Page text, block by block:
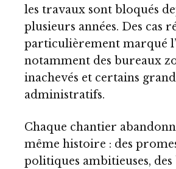
les travaux sont bloqués
plusieurs années. Des cas
particulièrement marqué
notamment des bureaux
inachevés et certains
administratifs.
Chaque chantier
même histoire : des
politiques ambitieuses, des